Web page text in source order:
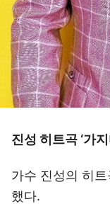
진성 히트곡 ‘가지
가수 진성의 히
했다.